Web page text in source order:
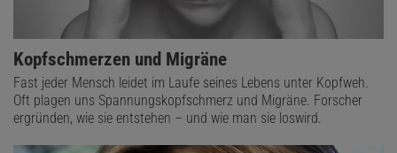
Kopfschmerzen und Migräne
Fast jeder Mensch leidet im Laufe seines Lebens unter Kopfweh.
Oft plagen uns Spannungskopfschmerz und Migräne. Forscher
ergründen, wie sie entstehen – und wie man sie loswird.